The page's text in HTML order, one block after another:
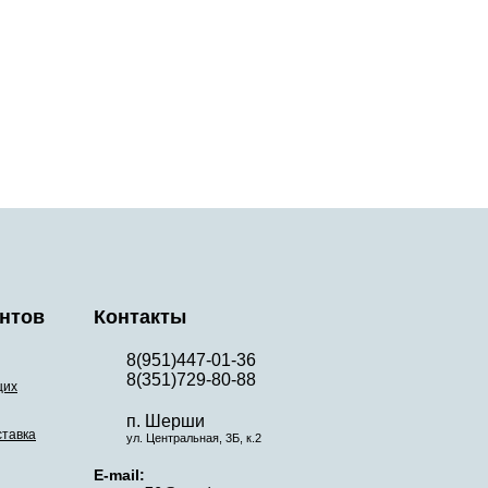
Контакты
8(951)447-01-36
8(351)729-80-88
п. Шерши
ул. Центральная, 3Б, к.2
E-mail: